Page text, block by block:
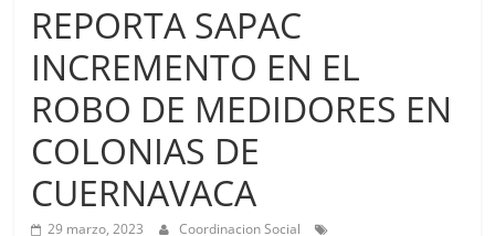
Potable
Alcantarillado
del
Municipio
de
Cuernavaca
REPORTA SAPAC
INCREMENTO EN EL
ROBO DE MEDIDORES EN
COLONIAS DE
CUERNAVACA
29 marzo, 2023
Coordinacion Social